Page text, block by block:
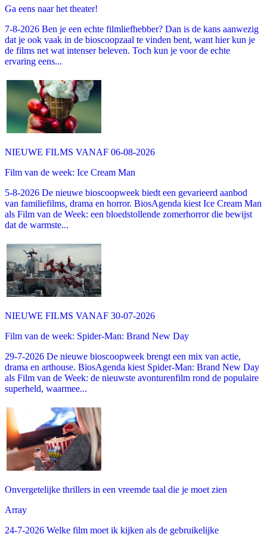
Ga eens naar het theater!
7-8-2026 Ben je een echte filmliefhebber? Dan is de kans aanwezig
dat je ook vaak in de bioscoopzaal te vinden bent, want hier kun je
de films net wat intenser beleven. Toch kun je voor de echte
ervaring eens...
NIEUWE FILMS VANAF 06-08-2026
Film van de week: Ice Cream Man
5-8-2026 De nieuwe bioscoopweek biedt een gevarieerd aanbod
van familiefilms, drama en horror. BiosAgenda kiest Ice Cream Man
als Film van de Week: een bloedstollende zomerhorror die bewijst
dat de warmste...
NIEUWE FILMS VANAF 30-07-2026
Film van de week: Spider-Man: Brand New Day
29-7-2026 De nieuwe bioscoopweek brengt een mix van actie,
drama en arthouse. BiosAgenda kiest Spider-Man: Brand New Day
als Film van de Week: de nieuwste avonturenfilm rond de populaire
superheld, waarmee...
Onvergetelijke thrillers in een vreemde taal die je moet zien
Array
24-7-2026 Welke film moet ik kijken als de gebruikelijke